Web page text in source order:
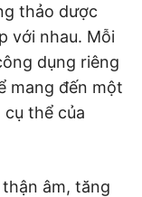
thảo dược
với nhau. Mỗi
dụng riêng
mang đến một
thể của
âm, tăng